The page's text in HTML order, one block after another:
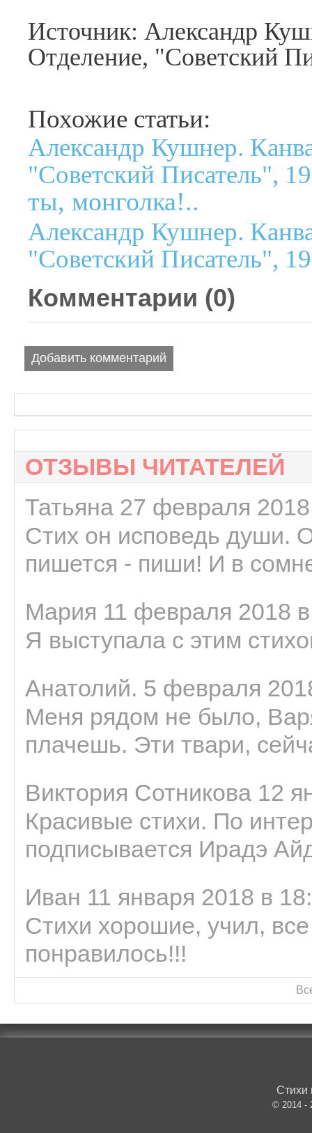
Источник: Александр
Отделение, "Советский
Похожие статьи:
Александр Кушнер.
"Советский Писатель",
ты, монголка!..
Александр Кушнер.
"Советский Писатель",
Комментарии (0)
Добавить комментарий
ОТЗЫВЫ ЧИТАТЕЛЕЙ
Татьяна 27 февраля
Стих он исповедь души.
пишется - пиши! И в
Мария 11 февраля 2018
Я выступала с этим
Анатолий. 5 февраля
Меня рядом не было,
плачешь. Эти твари,
Виктория Сотникова 12
Красивые стихи. По
подписывается Ирадэ
Иван 11 января 2018 в
Стихи хорошие, учил,
понравилось!!!
Стихи
© 2014 -